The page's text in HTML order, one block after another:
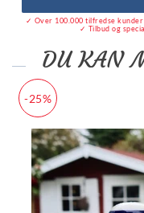
✓ Over 100.000 tilfredse
✓ Tilbud og
DU KAN
-25%